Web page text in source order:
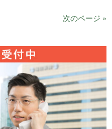
次のページ »